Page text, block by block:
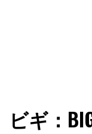
ファショ
ッションとモー
ビギ：